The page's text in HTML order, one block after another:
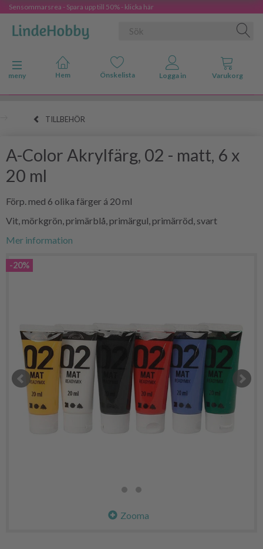
Sensommarsrea - Spara upp till 50% - klicka här
Ändra navigering
meny
TILLBEHÖR
A-Color Akrylfärg, 02 - matt, 6 x
20 ml
Förp. med 6 olika färger á 20 ml
Vit, mörkgrön, primärblå, primärgul, primärröd, svart
Mer information
-20%
Zooma